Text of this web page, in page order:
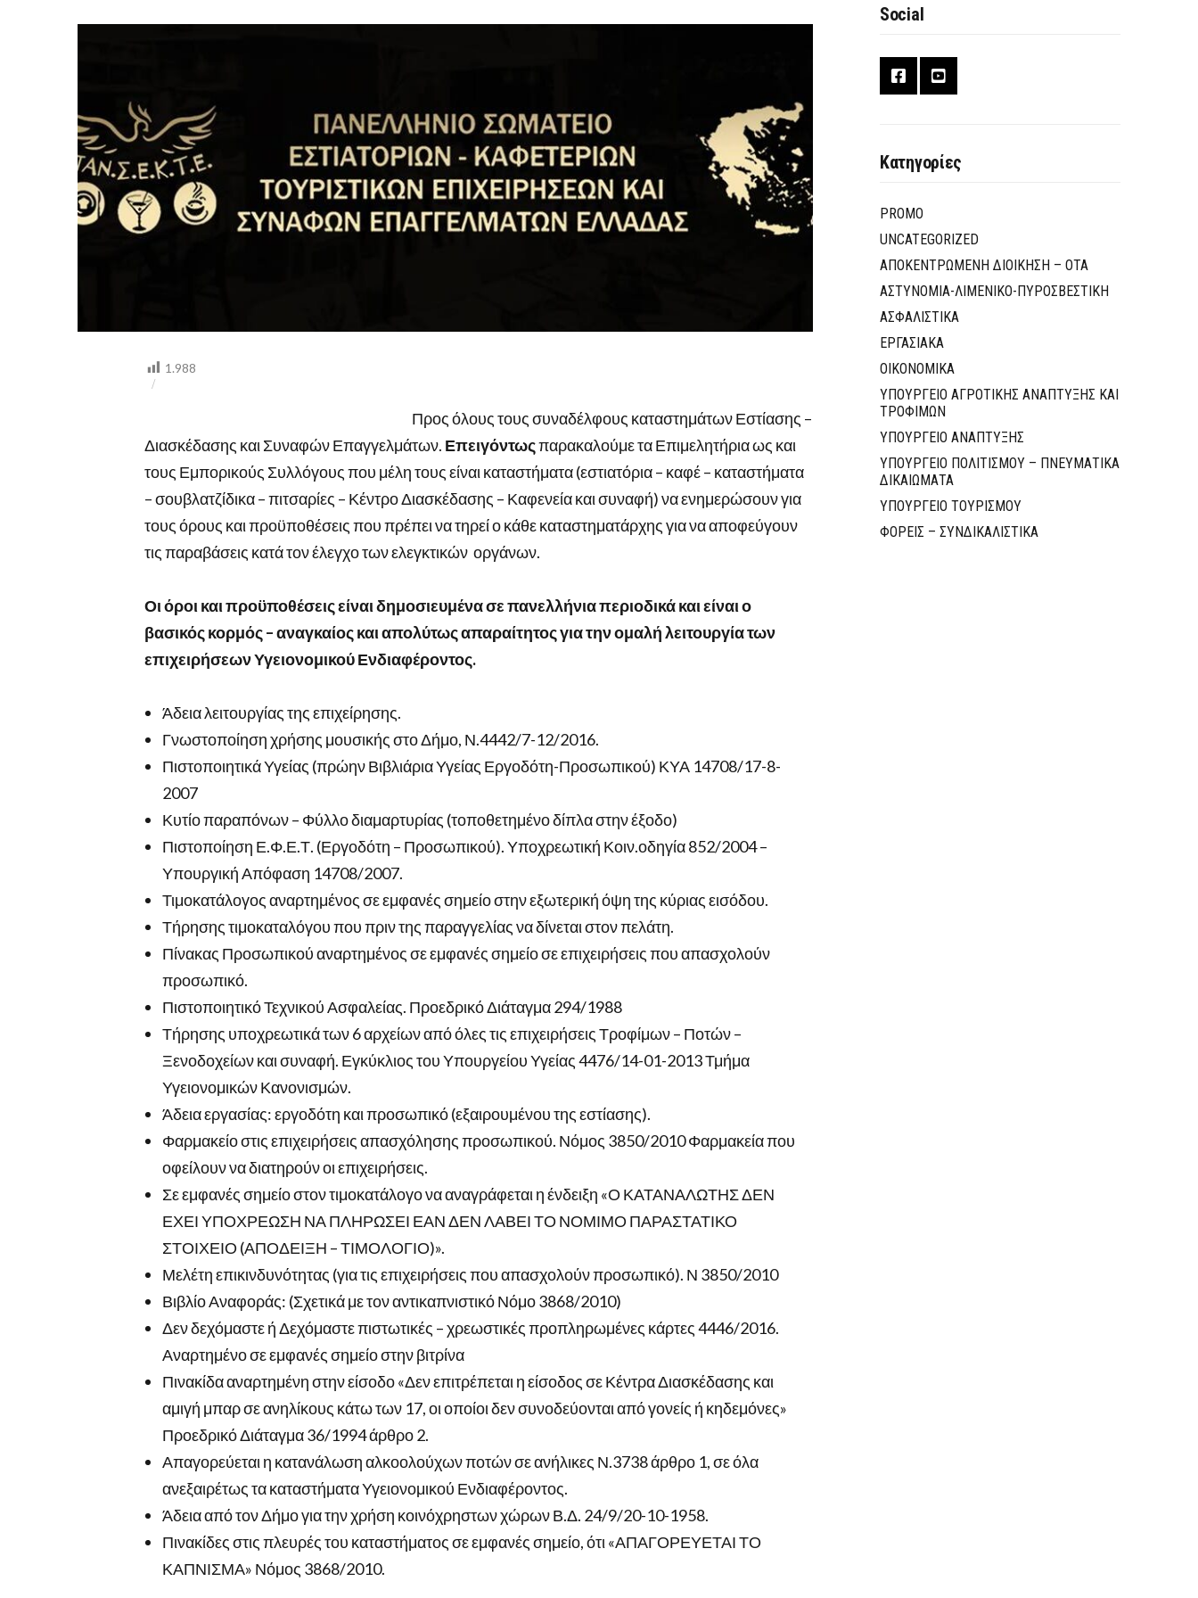
1.988
Προς όλους τους συναδέλφους καταστημάτων Εστίασης –
Διασκέδασης και Συναφών Επαγγελμάτων. Επειγόντωςπαρακαλούμε τα Επιμελητήρια ως και
τους Εμπορικούς Συλλόγους που μέλη τους είναι καταστήματα (εστιατόρια – καφέ – καταστήματα
– σουβλατζίδικα – πιτσαρίες – Κέντρο Διασκέδασης – Καφενεία και συναφή) να ενημερώσουν για
τους όρους και προϋποθέσεις που πρέπει να τηρεί ο κάθε καταστηματάρχης για να αποφεύγουν
τις παραβάσεις κατά τον έλεγχο των ελεγκτικών οργάνων.
Οι όροι και προϋποθέσεις είναι δημοσιευμένα σε πανελλήνια περιοδικά και είναι ο
βασικός κορμός – αναγκαίος και απολύτως απαραίτητος για την ομαλή λειτουργία των
επιχειρήσεων Υγειονομικού Ενδιαφέροντος.
Άδεια λειτουργίας της επιχείρησης.
Γνωστοποίηση χρήσης μουσικής στο Δήμο, Ν.4442/7-12/2016.
Πιστοποιητικά Υγείας (πρώην Βιβλιάρια Υγείας Εργοδότη-Προσωπικού) ΚΥΑ 14708/17-8-
2007
Κυτίο παραπόνων – Φύλλο διαμαρτυρίας (τοποθετημένο δίπλα στην έξοδο)
Πιστοποίηση Ε.Φ.Ε.Τ. (Εργοδότη – Προσωπικού). Υποχρεωτική Κοιν.οδηγία 852/2004 –
Υπουργική Απόφαση 14708/2007.
Τιμοκατάλογος αναρτημένος σε εμφανές σημείο στην εξωτερική όψη της κύριας εισόδου.
Τήρησης τιμοκαταλόγου που πριν της παραγγελίας να δίνεται στον πελάτη.
Πίνακας Προσωπικού αναρτημένος σε εμφανές σημείο σε επιχειρήσεις που απασχολούν
προσωπικό.
Πιστοποιητικό Τεχνικού Ασφαλείας. Προεδρικό Διάταγμα 294/1988
Τήρησης υποχρεωτικά των 6 αρχείων από όλες τις επιχειρήσεις Τροφίμων – Ποτών –
Ξενοδοχείων και συναφή. Εγκύκλιος του Υπουργείου Υγείας 4476/14-01-2013 Τμήμα
Υγειονομικών Κανονισμών.
Άδεια εργασίας: εργοδότη και προσωπικό (εξαιρουμένου της εστίασης).
Φαρμακείο στις επιχειρήσεις απασχόλησης προσωπικού. Νόμος 3850/2010 Φαρμακεία που
οφείλουν να διατηρούν οι επιχειρήσεις.
Σε εμφανές σημείο στον τιμοκατάλογο να αναγράφεται η ένδειξη «Ο ΚΑΤΑΝΑΛΩΤΗΣ ΔΕΝ
ΕΧΕΙ ΥΠΟΧΡΕΩΣΗ ΝΑ ΠΛΗΡΩΣΕΙ ΕΑΝ ΔΕΝ ΛΑΒΕΙ ΤΟ ΝΟΜΙΜΟ ΠΑΡΑΣΤΑΤΙΚΟ
ΣΤΟΙΧΕΙΟ (ΑΠΟΔΕΙΞΗ – ΤΙΜΟΛΟΓΙΟ)».
Μελέτη επικινδυνότητας (για τις επιχειρήσεις που απασχολούν προσωπικό). Ν 3850/2010
Βιβλίο Αναφοράς: (Σχετικά με τον αντικαπνιστικό Νόμο 3868/2010)
Δεν δεχόμαστε ή Δεχόμαστε πιστωτικές – χρεωστικές προπληρωμένες κάρτες 4446/2016.
Αναρτημένο σε εμφανές σημείο στην βιτρίνα
Πινακίδα αναρτημένη στην είσοδο «Δεν επιτρέπεται η είσοδος σε Κέντρα Διασκέδασης και
αμιγή μπαρ σε ανηλίκους κάτω των 17, οι οποίοι δεν συνοδεύονται από γονείς ή κηδεμόνες»
Προεδρικό Διάταγμα 36/1994 άρθρο 2.
Απαγορεύεται η κατανάλωση αλκοολούχων ποτών σε ανήλικες Ν.3738 άρθρο 1, σε όλα
ανεξαιρέτως τα καταστήματα Υγειονομικού Ενδιαφέροντος.
Άδεια από τον Δήμο για την χρήση κοινόχρηστων χώρων Β.Δ. 24/9/20-10-1958.
Πινακίδες στις πλευρές του καταστήματος σε εμφανές σημείο, ότι «ΑΠΑΓΟΡΕΥΕΤΑΙ ΤΟ
ΚΑΠΝΙΣΜΑ» Νόμος 3868/2010.
Social
Κατηγορίες
PROMO
UNCATEGORIZED
ΑΠΟΚΕΝΤΡΩΜΕΝΗ ΔΙΟΙΚΗΣΗ – ΟΤΑ
ΑΣΤΥΝΟΜΙΑ-ΛΙΜΕΝΙΚΟ-ΠΥΡΟΣΒΕΣΤΙΚΗ
ΑΣΦΑΛΙΣΤΙΚΑ
ΕΡΓΑΣΙΑΚΑ
ΟΙΚΟΝΟΜΙΚΑ
ΥΠΟΥΡΓΕΙΟ ΑΓΡΟΤΙΚΗΣ ΑΝΑΠΤΥΞΗΣ ΚΑΙ
ΤΡΟΦΙΜΩΝ
ΥΠΟΥΡΓΕΙΟ ΑΝΑΠΤΥΞΗΣ
ΥΠΟΥΡΓΕΙΟ ΠΟΛΙΤΙΣΜΟΥ – ΠΝΕΥΜΑΤΙΚΑ
ΔΙΚΑΙΩΜΑΤΑ
ΥΠΟΥΡΓΕΙΟ ΤΟΥΡΙΣΜΟΥ
ΦΟΡΕΙΣ – ΣΥΝΔΙΚΑΛΙΣΤΙΚΑ